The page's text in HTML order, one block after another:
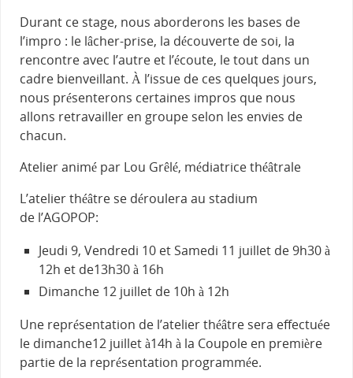
Durant ce stage, nous aborderons les bases de
l’impro : le lâcher-prise, la découverte de soi, la
rencontre avec l’autre et l’écoute, le tout dans un
cadre bienveillant. À l’issue de ces quelques jours,
nous présenterons certaines impros que nous
allons retravailler en groupe selon les envies de
chacun.
Atelier animé par Lou Grêlé, médiatrice théâtrale
L’atelier théâtre se déroulera au stadium
de l’AGOPOP:
Jeudi 9, Vendredi 10 et Samedi 11 juillet de 9h30 à
12h et de13h30 à 16h
​Dimanche 12 juillet de 10h à 12h
Une représentation de l’atelier théâtre sera effectuée
le dimanche12 juillet à14h à la Coupole en première
partie de la représentation programmée.